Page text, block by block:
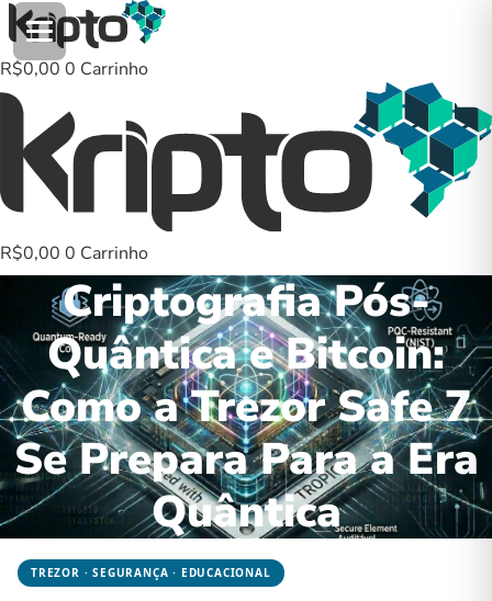
para
o
conteúdo
R$0,00 0 Carrinho
R$0,00 0 Carrinho
Criptografia Pós-
Quântica e Bitcoin:
Como a Trezor Safe 7
Se Prepara Para a Era
Quântica
TREZOR · SEGURANÇA · EDUCACIONAL